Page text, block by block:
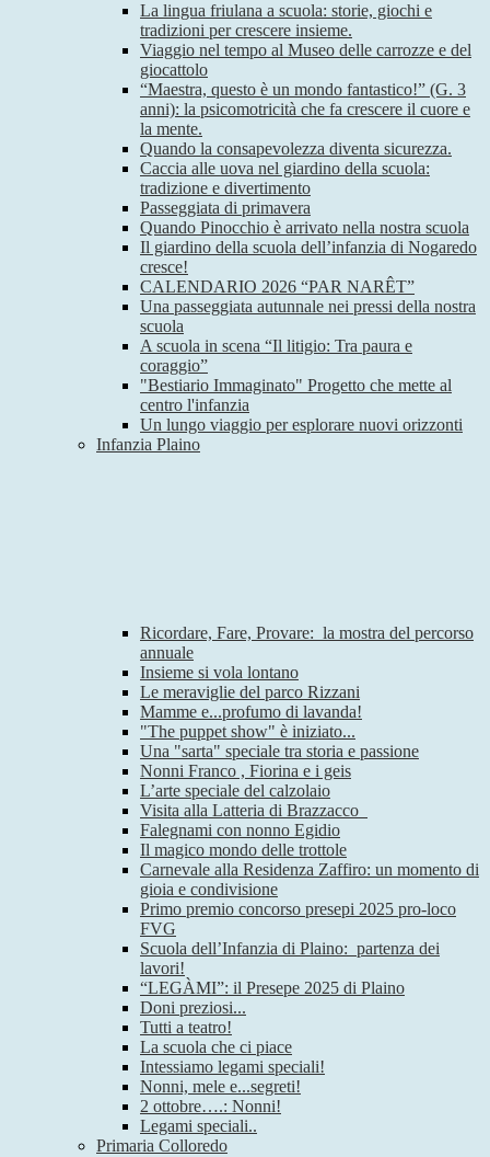
La lingua friulana a scuola: storie, giochi e
tradizioni per crescere insieme.
Viaggio nel tempo al Museo delle carrozze e del
giocattolo
“Maestra, questo è un mondo fantastico!” (G. 3
anni): la psicomotricità che fa crescere il cuore e
la mente.
Quando la consapevolezza diventa sicurezza.
Caccia alle uova nel giardino della scuola:
tradizione e divertimento
Passeggiata di primavera
Quando Pinocchio è arrivato nella nostra scuola
Il giardino della scuola dell’infanzia di Nogaredo
cresce!
CALENDARIO 2026 “PAR NARÊT”
Una passeggiata autunnale nei pressi della nostra
scuola
A scuola in scena “Il litigio: Tra paura e
coraggio”
"Bestiario Immaginato" Progetto che mette al
centro l'infanzia
Un lungo viaggio per esplorare nuovi orizzonti
Infanzia Plaino
Ricordare, Fare, Provare: la mostra del percorso
annuale
Insieme si vola lontano
Le meraviglie del parco Rizzani
Mamme e...profumo di lavanda!
"The puppet show" è iniziato...
Una "sarta" speciale tra storia e passione
Nonni Franco , Fiorina e i geis
L’arte speciale del calzolaio
Visita alla Latteria di Brazzacco
Falegnami con nonno Egidio
Il magico mondo delle trottole
Carnevale alla Residenza Zaffiro: un momento di
gioia e condivisione
Primo premio concorso presepi 2025 pro-loco
FVG
Scuola dell’Infanzia di Plaino: partenza dei
lavori!
“LEGÀMI”: il Presepe 2025 di Plaino
Doni preziosi...
Tutti a teatro!
La scuola che ci piace
Intessiamo legami speciali!
Nonni, mele e...segreti!
2 ottobre….: Nonni!
Legami speciali..
Primaria Colloredo